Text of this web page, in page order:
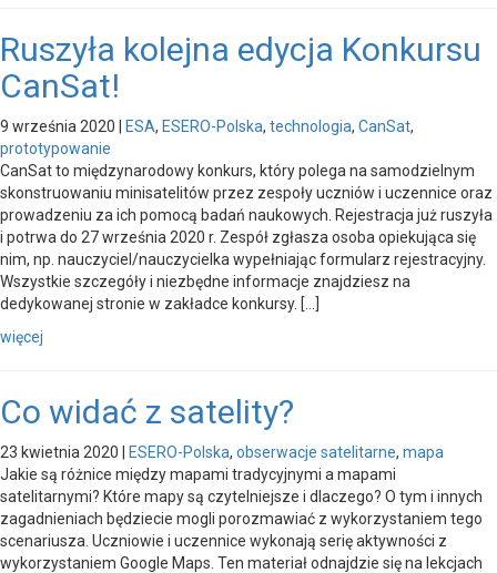
Ruszyła kolejna edycja Konkursu
CanSat!
9 września 2020 | ESA, ESERO-Polska, technologia, CanSat,
prototypowanie
CanSat to międzynarodowy konkurs, który polega na samodzielnym
skonstruowaniu minisatelitów przez zespoły uczniów i uczennice oraz
prowadzeniu za ich pomocą badań naukowych. Rejestracja już ruszyła
i potrwa do 27 września 2020 r. Zespół zgłasza osoba opiekująca się
nim, np. nauczyciel/nauczycielka wypełniając formularz rejestracyjny.
Wszystkie szczegóły i niezbędne informacje znajdziesz na
dedykowanej stronie w zakładce konkursy. […]
więcej
Co widać z satelity?
23 kwietnia 2020 | ESERO-Polska, obserwacje satelitarne, mapa
Jakie są różnice między mapami tradycyjnymi a mapami
satelitarnymi? Które mapy są czytelniejsze i dlaczego? O tym i innych
zagadnieniach będziecie mogli porozmawiać z wykorzystaniem tego
scenariusza. Uczniowie i uczennice wykonają serię aktywności z
wykorzystaniem Google Maps. Ten materiał odnajdzie się na lekcjach